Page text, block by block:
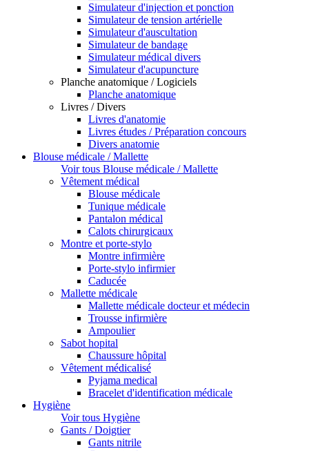
Simulateur d'injection et ponction
Simulateur de tension artérielle
Simulateur d'auscultation
Simulateur de bandage
Simulateur médical divers
Simulateur d'acupuncture
Planche anatomique / Logiciels
Planche anatomique
Livres / Divers
Livres d'anatomie
Livres études / Préparation concours
Divers anatomie
Blouse médicale / Mallette
Voir tous Blouse médicale / Mallette
Vêtement médical
Blouse médicale
Tunique médicale
Pantalon médical
Calots chirurgicaux
Montre et porte-stylo
Montre infirmière
Porte-stylo infirmier
Caducée
Mallette médicale
Mallette médicale docteur et médecin
Trousse infirmière
Ampoulier
Sabot hopital
Chaussure hôpital
Vêtement médicalisé
Pyjama medical
Bracelet d'identification médicale
Hygiène
Voir tous Hygiène
Gants / Doigtier
Gants nitrile